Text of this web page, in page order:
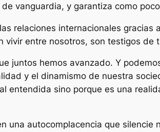
vanguardia, y garantiza como
relaciones internacionales gracias
entre nosotros, son testigos de
juntos hemos avanzado. Y
y el dinamismo de nuestra
entendida sino porque es una
una autocomplacencia que silencie